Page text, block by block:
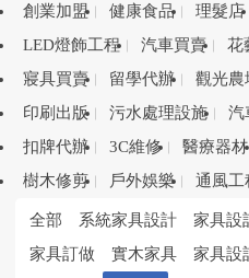
創業加盟
健康食品 理髮店
LED燈飾工程
汽車買賣 花
寢具買賣
留學代辦 觀光農
印刷出版
污水處理設施 汽
扣牌代辦
3C維修 醫療器材
樹木修剪
戶外娛樂 通風工
全部 系統家具設計 家具設
家具訂做
實木家具 家具設